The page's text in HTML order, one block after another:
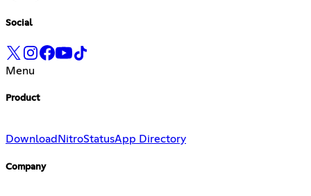
Social
Menu
Product
Download NitroStatusApp Directory
Company